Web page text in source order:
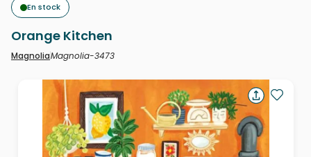
En stock
Orange Kitchen
MagnoliaMagnolia-3473